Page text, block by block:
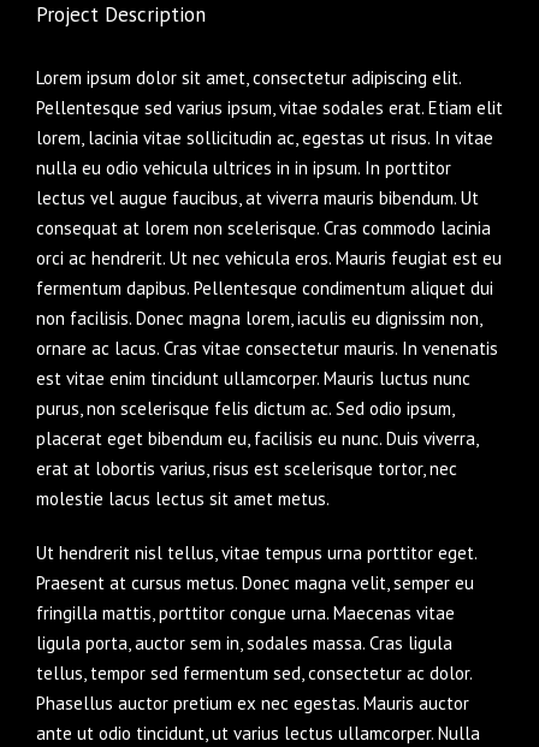
Project Description
Lorem ipsum dolor sit amet, consectetur adipiscing elit.
Pellentesque sed varius ipsum, vitae sodales erat. Etiam elit
lorem, lacinia vitae sollicitudin ac, egestas ut risus. In vitae
nulla eu odio vehicula ultrices in in ipsum. In porttitor
lectus vel augue faucibus, at viverra mauris bibendum. Ut
consequat at lorem non scelerisque. Cras commodo lacinia
orci ac hendrerit. Ut nec vehicula eros. Mauris feugiat est eu
fermentum dapibus. Pellentesque condimentum aliquet dui
non facilisis. Donec magna lorem, iaculis eu dignissim non,
ornare ac lacus. Cras vitae consectetur mauris. In venenatis
est vitae enim tincidunt ullamcorper. Mauris luctus nunc
purus, non scelerisque felis dictum ac. Sed odio ipsum,
placerat eget bibendum eu, facilisis eu nunc. Duis viverra,
erat at lobortis varius, risus est scelerisque tortor, nec
molestie lacus lectus sit amet metus.
Ut hendrerit nisl tellus, vitae tempus urna porttitor eget.
Praesent at cursus metus. Donec magna velit, semper eu
fringilla mattis, porttitor congue urna. Maecenas vitae
ligula porta, auctor sem in, sodales massa. Cras ligula
tellus, tempor sed fermentum sed, consectetur ac dolor.
Phasellus auctor pretium ex nec egestas. Mauris auctor
ante ut odio tincidunt, ut varius lectus ullamcorper. Nulla